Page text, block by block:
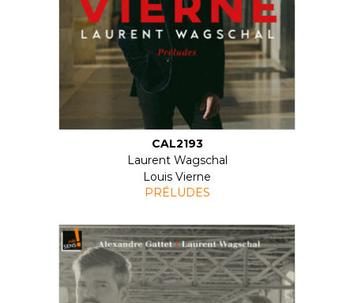
CAL2193
Laurent Wagschal
Louis Vierne
PRÉLUDES